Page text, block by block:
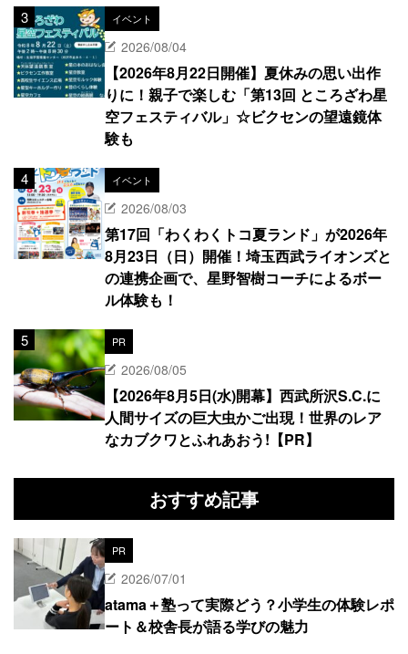
イベント
2026/08/04
【2026年8月22日開催】夏休みの思い出作
りに！親子で楽しむ「第13回 ところざわ星
空フェスティバル」☆ビクセンの望遠鏡体
験も
イベント
2026/08/03
第17回「わくわくトコ夏ランド」が2026年
8月23日（日）開催！埼玉西武ライオンズと
の連携企画で、星野智樹コーチによるボー
ル体験も！
PR
2026/08/05
【2026年8月5日(水)開幕】西武所沢S.C.に
人間サイズの巨大虫かご出現！世界のレア
なカブクワとふれあおう!【PR】
おすすめ記事
PR
2026/07/01
atama＋塾って実際どう？小学生の体験レポ
ート＆校舎長が語る学びの魅力